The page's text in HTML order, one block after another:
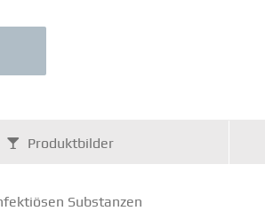
Produkt­bilder
Substanzen